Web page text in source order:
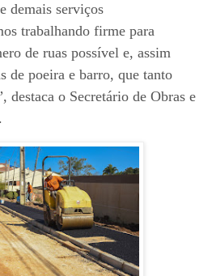
demais serviços
trabalhando firme para
de ruas possível e, assim
de poeira e barro, que tanto
destaca o Secretário de Obras e